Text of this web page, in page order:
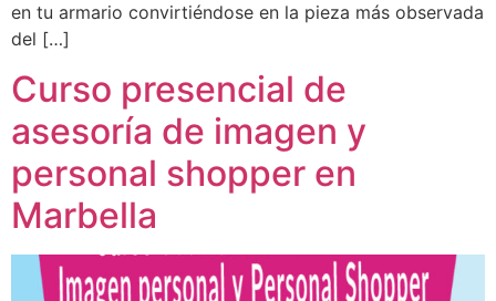
en tu armario convirtiéndose en la pieza más observada
del […]
Curso presencial de
asesoría de imagen y
personal shopper en
Marbella